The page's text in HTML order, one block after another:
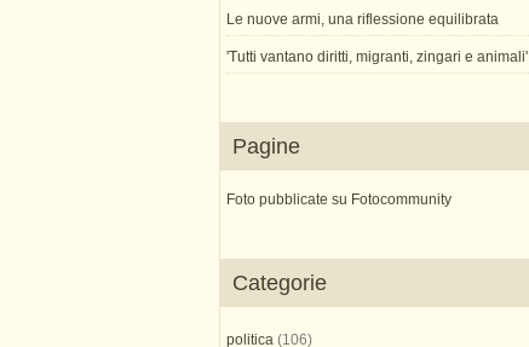
Le nuove armi, una riflessione equilibrata
'Tutti vantano diritti, migranti, zingari e animali'
Pagine
Foto pubblicate su Fotocommunity
Categorie
politica (106)